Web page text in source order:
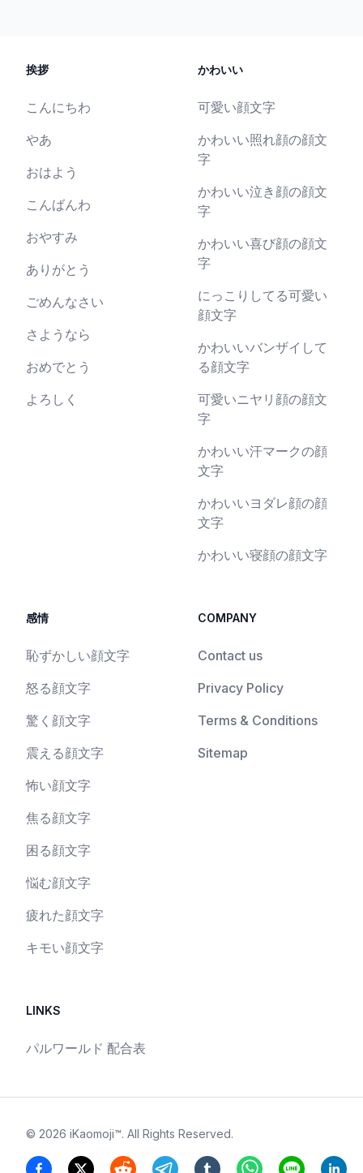
挨拶
こんにちわ
やあ
おはよう
こんばんわ
おやすみ
ありがとう
ごめんなさい
さようなら
おめでとう
よろしく
かわいい
可愛い顔文字
かわいい照れ顔の顔文
字
かわいい泣き顔の顔文
字
かわいい喜び顔の顔文
字
にっこりしてる可愛い
顔文字
かわいいバンザイして
る顔文字
可愛いニヤリ顔の顔文
字
かわいい汗マークの顔
文字
かわいいヨダレ顔の顔
文字
かわいい寝顔の顔文字
感情
恥ずかしい顔文字
怒る顔文字
驚く顔文字
震える顔文字
怖い顔文字
焦る顔文字
困る顔文字
悩む顔文字
疲れた顔文字
キモい顔文字
COMPANY
Contact us
Privacy Policy
Terms & Conditions
Sitemap
LINKS
パルワールド 配合表
© 2026 iKaomoji™. All Rights Reserved.